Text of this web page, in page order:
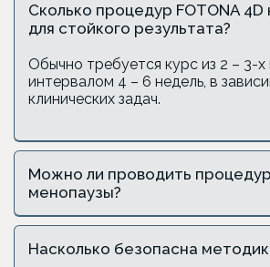
Сколько процедур FOTONA
для стойкого результата?
Обычно требуется курс из 2 – 3-
интервалом 4 – 6 недель, в
клинических задач.
Можно ли проводить
менопаузы?
Насколько безопасна